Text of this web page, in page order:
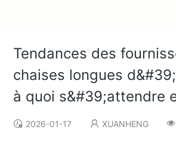
Tendances des
chaises longues
à quoi s&#39;attendre
2026-01-17 XUANHENG